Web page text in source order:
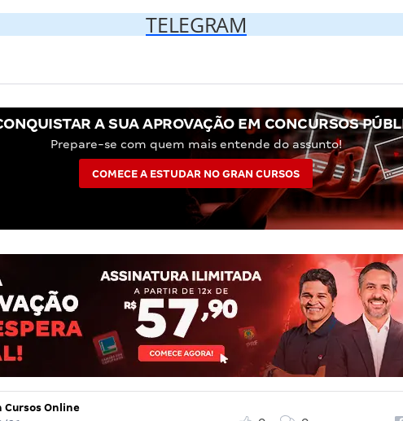
TELEGRAM
A SUA APROVAÇÃO EM CONCURSOS
Prepare-se com quem mais entende do assunto!
COMECE A ESTUDAR NO GRAN CURSOS
Cursos Online